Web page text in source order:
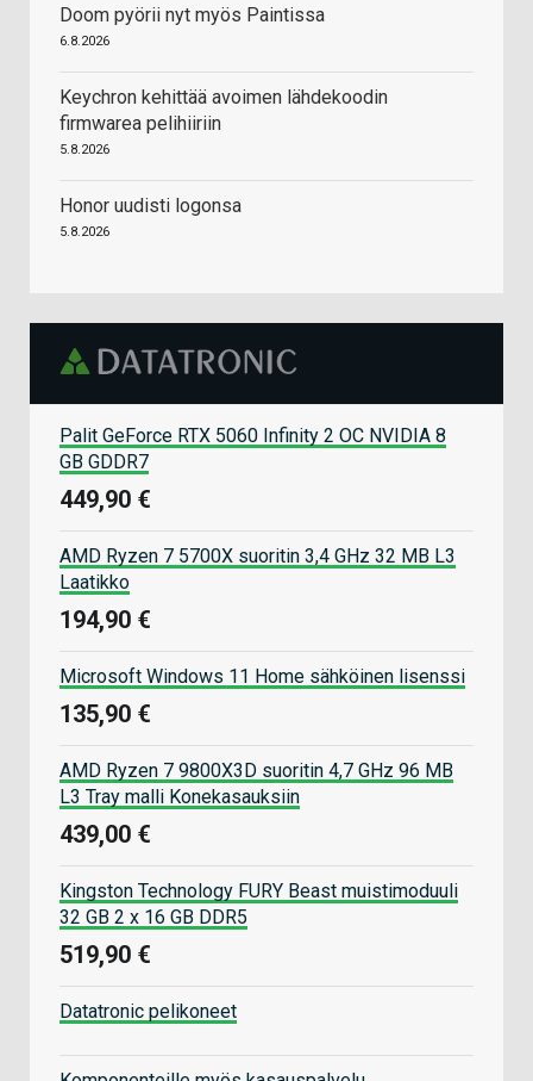
Doom pyörii nyt myös Paintissa
6.8.2026
Keychron kehittää avoimen lähdekoodin
firmwarea pelihiiriin
5.8.2026
Honor uudisti logonsa
5.8.2026
Palit GeForce RTX 5060 Infinity 2 OC NVIDIA 8
GB GDDR7
449,90 €
AMD Ryzen 7 5700X suoritin 3,4 GHz 32 MB L3
Laatikko
194,90 €
Microsoft Windows 11 Home sähköinen lisenssi
135,90 €
AMD Ryzen 7 9800X3D suoritin 4,7 GHz 96 MB
L3 Tray malli Konekasauksiin
439,00 €
Kingston Technology FURY Beast muistimoduuli
32 GB 2 x 16 GB DDR5
519,90 €
Datatronic pelikoneet